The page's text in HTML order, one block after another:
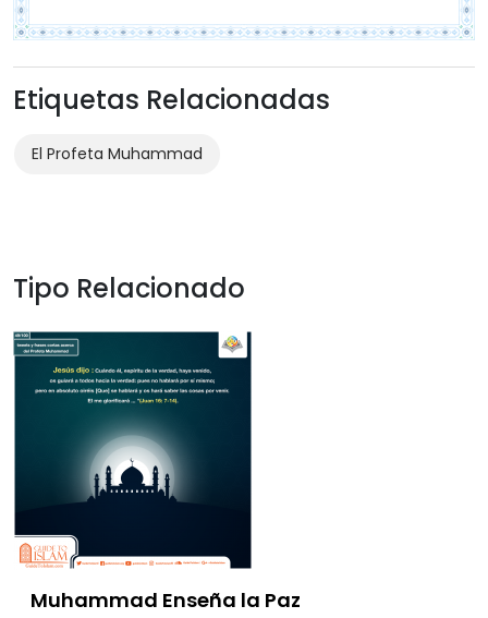
Etiquetas Relacionadas
El Profeta Muhammad
Tipo Relacionado
Muhammad Enseña la Paz